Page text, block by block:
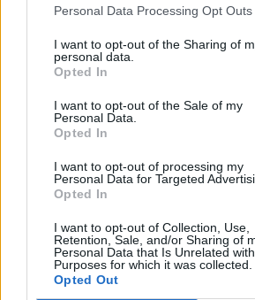
Personal Data Processing Opt Outs
I want to opt-out of the Sharing of
personal data.
Opted In
I want to opt-out of the Sale of my
Personal Data.
Opted In
I want to opt-out of processing my
Personal Data for Targeted
Opted In
I want to opt-out of Collection, Use,
Retention, Sale, and/or Sharing of
Personal Data that Is Unrelated
Purposes for which it was collected.
Opted Out
Το “99” στο μικρό
του
Πάνω στο μικρό δάχτυλο του
υπάρχει ο αριθμός “99”. Είναι η